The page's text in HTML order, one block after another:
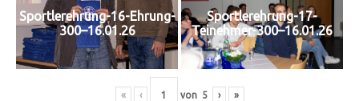
Sportlerehrung-16-Ehrung-
300–16.01.26
Sportlerehrung-17-
Teinehmer-300–16.01.26
« ‹ von 5 › »